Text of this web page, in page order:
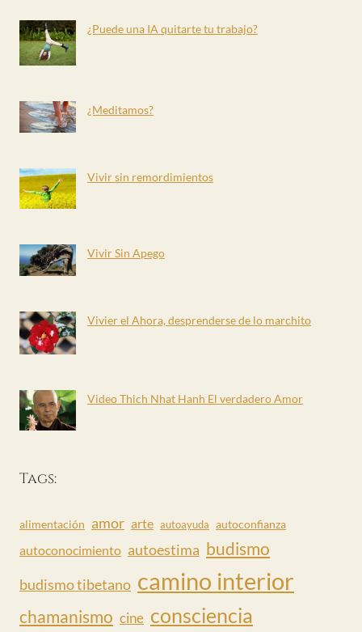
¿Puede una IA quitarte tu trabajo?
¿Meditamos?
Vivir sin remordimientos
Vivir Sin Apego
Vivier el Ahora, desprenderse de lo marchito
Video Thich Nhat Hanh El verdadero Amor
Tags:
alimentación amor arte autoayuda autoconfianza
autoconocimiento autoestima budismo
budismo tibetano camino interior
chamanismo cine consciencia